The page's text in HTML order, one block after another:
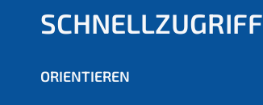
SCHNELLZUGRIFF
ORIENTIEREN